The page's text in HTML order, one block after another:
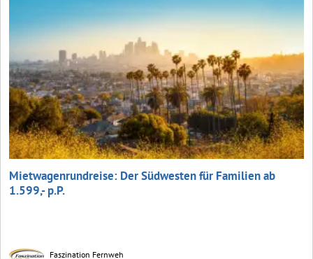
Mietwagenrundreise: Der Südwesten für Familien ab
1.599,- p.P.
Faszination Fernweh